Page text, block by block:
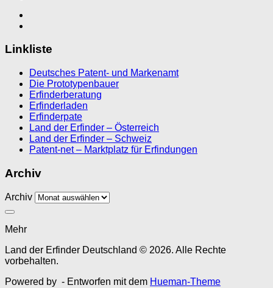
Linkliste
Deutsches Patent- und Markenamt
Die Prototypenbauer
Erfinderberatung
Erfinderladen
Erfinderpate
Land der Erfinder – Österreich
Land der Erfinder – Schweiz
Patent-net – Marktplatz für Erfindungen
Archiv
Archiv
Mehr
Land der Erfinder Deutschland © 2026. Alle Rechte
vorbehalten.
Powered by - Entworfen mit dem Hueman-Theme